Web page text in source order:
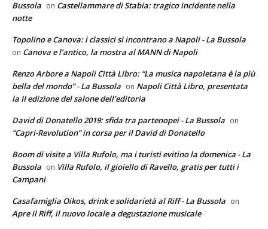
Bussola on Castellammare di Stabia: tragico incidente nella
notte
Topolino e Canova: i classici si incontrano a Napoli - La Bussola
on Canova e l’antico, la mostra al MANN di Napoli
Renzo Arbore a Napoli Città Libro: “La musica napoletana è la più
bella del mondo” - La Bussola on Napoli Città Libro, presentata
la II edizione del salone dell’editoria
David di Donatello 2019: sfida tra partenopei - La Bussola on
“Capri-Revolution” in corsa per il David di Donatello
Boom di visite a Villa Rufolo, ma i turisti evitino la domenica - La
Bussola on Villa Rufolo, il gioiello di Ravello, gratis per tutti i
Campani
Casafamiglia Oikos, drink e solidarietà al Riff - La Bussola on
Apre il Riff, il nuovo locale a degustazione musicale